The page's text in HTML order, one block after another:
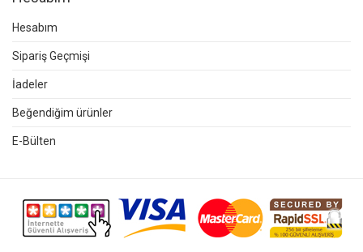
Hesabım
Sipariş Geçmişi
İadeler
Beğendiğim ürünler
E-Bülten